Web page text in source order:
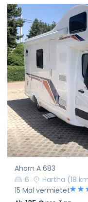
Ahorn A 683
6
Hartha (18
15 Mal vermietet